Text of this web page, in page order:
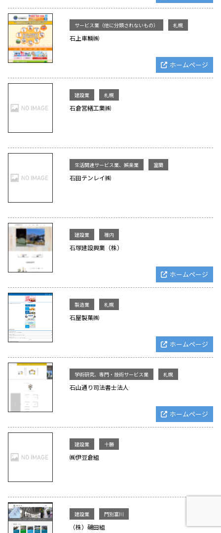
サービス業（他に分類されないもの） 札幌
石上車輌㈱
ホームページ
建設業 札幌
石倉営繕工業㈱
生活関連サービス業、娯楽業 室蘭
石田テンレイ㈱
建設業 稚内
石塚建設興業（株）
ホームページ
製造業 札幌
石屋製菓㈱
ホームページ
学術研究、専門・技術サービス業 札幌
石山通り司法書士法人
ホームページ
建設業 十勝
㈱伊豆倉組
建設業 門別富川
（株）磯田組